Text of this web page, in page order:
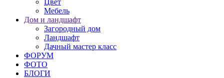
Цвет
Мебель
Дом и ландшафт
Загородный дом
Ландшафт
Дачный мастер класс
ФОРУМ
ФОТО
БЛОГИ